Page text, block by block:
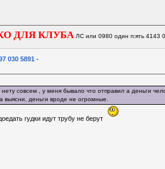
ДЛЯ КЛУБА ЛС или 0980 один п:ять 4143
030 5891 -
совсем , у меня бывало что отправил а деньги
выясни, деньги вроде не огромные.
гудки идут трубу не берут